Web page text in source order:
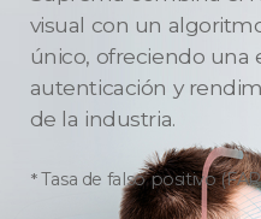
visual con un
único, ofreciendo una
autenticación y
de la industria.
Tasa de falso positivo